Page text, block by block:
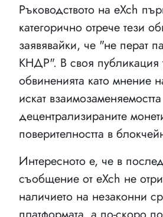
Ръководството на eXch
категорично отрече тези
заявявайки, че "не перат
КНДР". В своя публикация
обвиненията като мнение
искат
децентрализираните
поверителността в
Интересното е, че в
съобщение от eXch не
наличието на незаконни